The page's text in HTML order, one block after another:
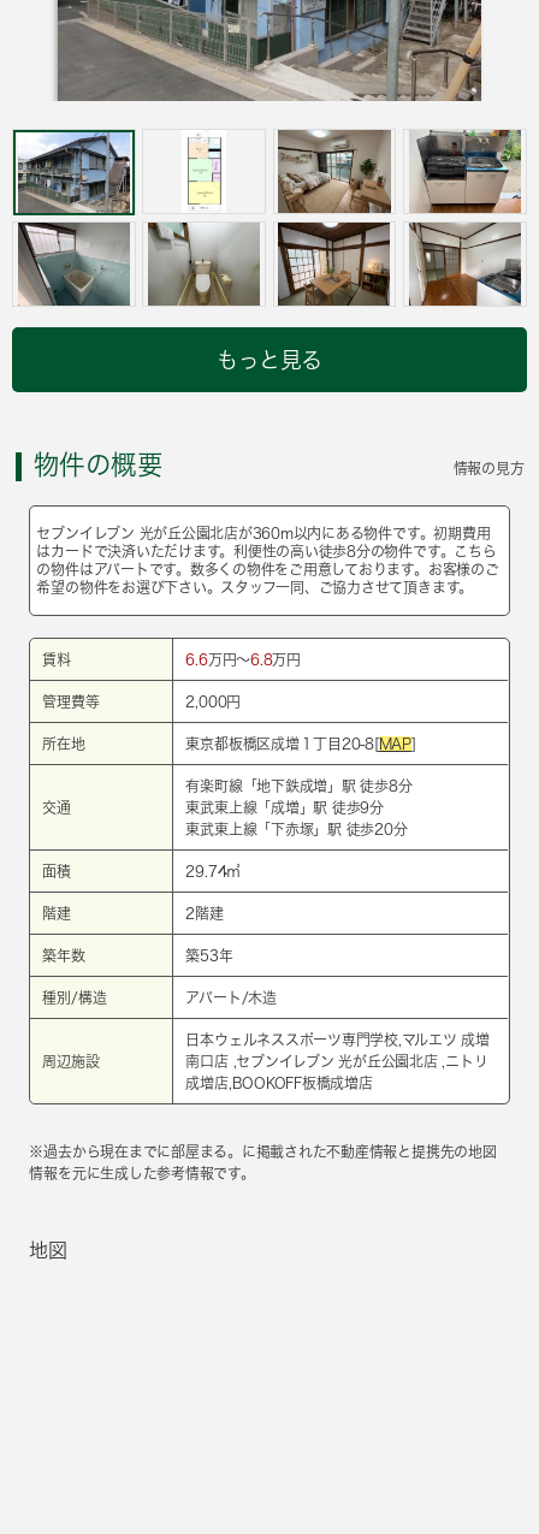
もっと見る
物件の概要 情報の見方
セブンイレブン 光が丘公園北店が360m以内にある物件です。初期費用
はカードで決済いただけます。利便性の高い徒歩8分の物件です。こちら
の物件はアパートです。数多くの物件をご用意しております。お客様のご
希望の物件をお選び下さい。スタッフ一同、ご協力させて頂きます。
賃料 6.6万円～6.8万円
管理費等 2,000円
所在地 東京都板橋区成増１丁目20-8[MAP]
交通
有楽町線 「地下鉄成増 」駅 徒歩8分
東武東上線 「 成増 」駅 徒歩9分
東武東上線 「下赤塚」駅 徒歩20分
面積 29.74㎡
階建 2階建
築年数 築53年
種別/構造 アパート/木造
周辺施設
日本ウェルネススポーツ専門学校,マルエツ 成増
南口店 ,セブンイレブン 光が丘公園北店 ,ニトリ
成増店,BOOKOFF板橋成増店
※過去から現在までに部屋まる。に掲載された不動産情報と提携先の地図
情報を元に生成した参考情報です。
地図